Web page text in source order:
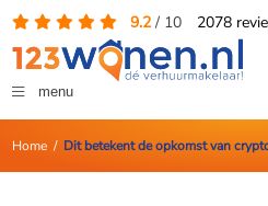
9.2/ 10 2078
menu
Home/ Dit betekent de opkomst van